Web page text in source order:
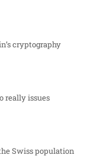
cryptography
really issues
Swiss population